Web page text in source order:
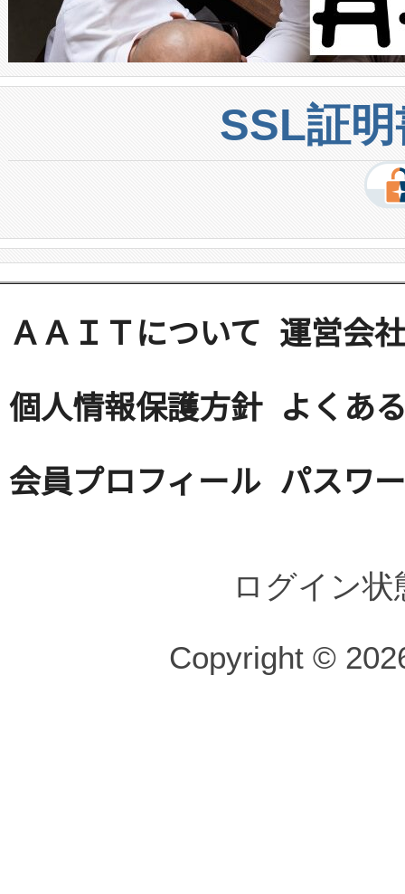
SSL証
ＡＡＩＴについて 運営会社
個人情報保護方針 よくあ
会員プロフィール パスワ
ログイン
Copyright ©